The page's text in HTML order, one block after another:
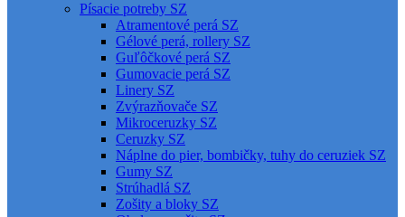
Písacie potreby SZ
Atramentové perá SZ
Gélové perá, rollery SZ
Guľôčkové perá SZ
Gumovacie perá SZ
Linery SZ
Zvýrazňovače SZ
Mikroceruzky SZ
Ceruzky SZ
Náplne do pier, bombičky, tuhy do ceruziek SZ
Gumy SZ
Strúhadlá SZ
Zošity a bloky SZ